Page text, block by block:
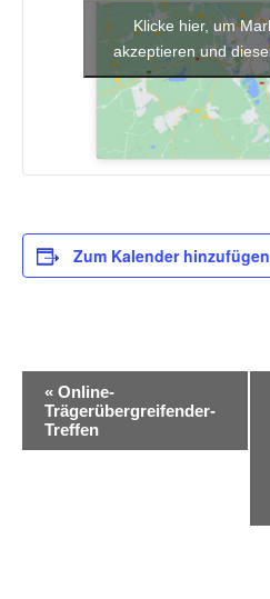
Klicke hier, um
akzeptieren und
Zum Kalender hinzufügen
« Online-
Trägerübergreifender-
Treffen